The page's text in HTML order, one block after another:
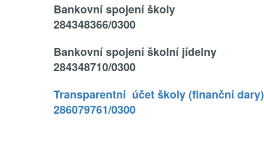
Bankovní spojení školy
284348366/0300
Bankovní spojení školní jídelny
284348710/0300
Transparentní účet školy (finanční dary)
286079761/0300